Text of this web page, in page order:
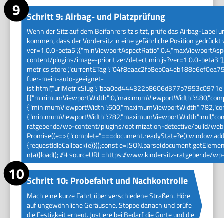
Schritt 9: Airbag- und Platzprüfung
Wenn der Sitz auf dem Beifahrersitz sitzt, prüfe das Airbag-Label
kommen, dass der Vordersitz in eine gefährliche Position
ver=1.0.0-
content/plugins/image-prioritizer/detect.min.js?ver=1.0.0-
fuer-mein-auto-geeignet-
ratgeber.de/wp-content/plugins/optimization-detective/build/
{requestIdleCallback(e)}));const
n(a)}load(); //# sourceURL=https://www.kindersitz-ratgeber.de/
Schritt 10: Probefahrt und Nachkontrolle
Mach eine kurze Fahrt über verschiedene Straßen. Höre
auf ungewöhnliche Geräusche. Stoppe danach und prüfe
die Festigkeit erneut. Justiere bei Bedarf die Gurte und die